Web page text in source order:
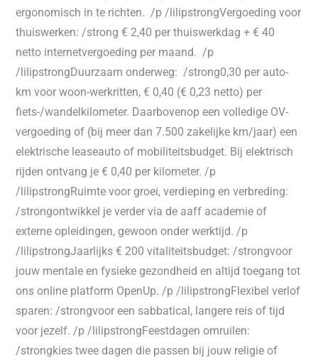
ergonomisch in te richten. /p /lilipstrongVergoeding voor
thuiswerken: /strong € 2,40 per thuiswerkdag + € 40
netto internetvergoeding per maand. /p
/lilipstrongDuurzaam onderweg: /strong0,30 per auto-
km voor woon-werkritten, € 0,40 (€ 0,23 netto) per
fiets-/wandelkilometer. Daarbovenop een volledige OV-
vergoeding of (bij meer dan 7.500 zakelijke km/jaar) een
elektrische leaseauto of mobiliteitsbudget. Bij elektrisch
rijden ontvang je € 0,40 per kilometer. /p
/lilipstrongRuimte voor groei, verdieping en verbreding:
/strongontwikkel je verder via de aaff academie of
externe opleidingen, gewoon onder werktijd. /p
/lilipstrongJaarlijks € 200 vitaliteitsbudget: /strongvoor
jouw mentale en fysieke gezondheid en altijd toegang tot
ons online platform OpenUp. /p /lilipstrongFlexibel verlof
sparen: /strongvoor een sabbatical, langere reis of tijd
voor jezelf. /p /lilipstrongFeestdagen omruilen:
/strongkies twee dagen die passen bij jouw religie of